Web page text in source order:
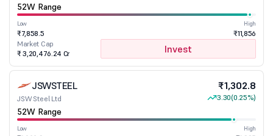
52W Range
Low
₹7,858.5
High
₹11,856
Market Cap
₹ 3,20,476.24 Cr
Invest
JSWSTEEL
JSW Steel Ltd
₹1,302.8
3.30(0.25%)
52W Range
Low High